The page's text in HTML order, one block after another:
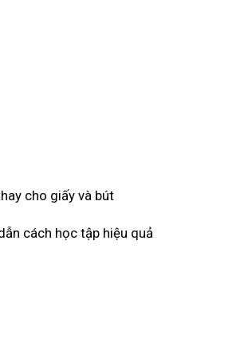
cho giấy và bút
cách học tập hiệu quả